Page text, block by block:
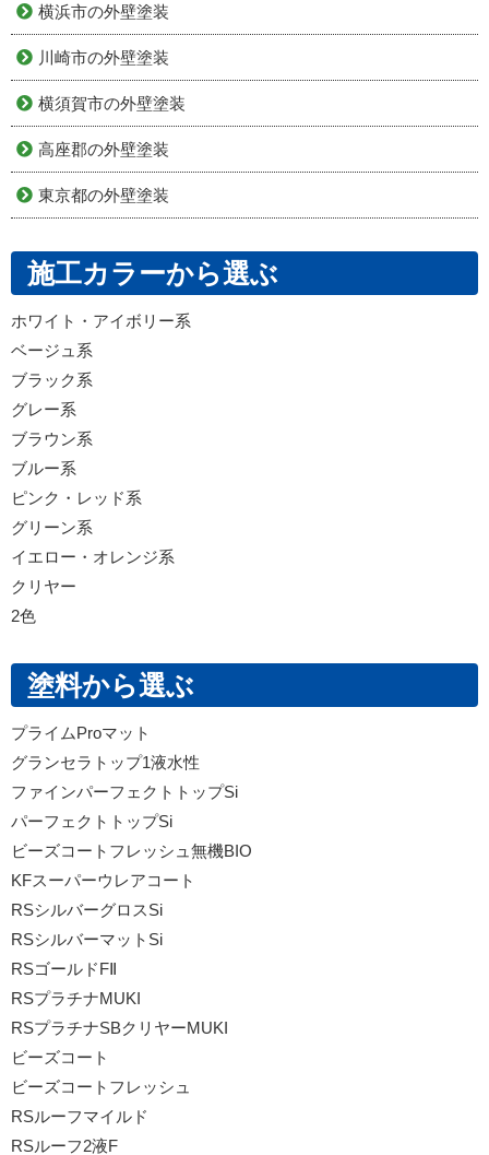
横浜市の外壁塗装
川崎市の外壁塗装
横須賀市の外壁塗装
高座郡の外壁塗装
東京都の外壁塗装
施工カラーから選ぶ
ホワイト・アイボリー系
ベージュ系
ブラック系
グレー系
ブラウン系
ブルー系
ピンク・レッド系
グリーン系
イエロー・オレンジ系
クリヤー
2色
塗料から選ぶ
プライムProマット
グランセラトップ1液水性
ファインパーフェクトトップSi
パーフェクトトップSi
ビーズコートフレッシュ無機BIO
KFスーパーウレアコート
RSシルバーグロスSi
RSシルバーマットSi
RSゴールドFⅡ
RSプラチナMUKI
RSプラチナSBクリヤーMUKI
ビーズコート
ビーズコートフレッシュ
RSルーフマイルド
RSルーフ2液F